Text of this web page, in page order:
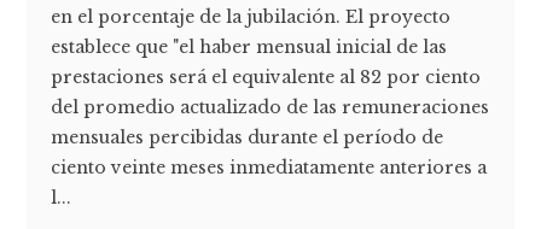
en el porcentaje de la jubilación. El proyecto
establece que "el haber mensual inicial de las
prestaciones será el equivalente al 82 por ciento
del promedio actualizado de las remuneraciones
mensuales percibidas durante el período de
ciento veinte meses inmediatamente anteriores a
l...